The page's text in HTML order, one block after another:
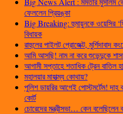
ফেললেন প্রিয়ঙ্কা
Big Breaking: হুমায়ুনকে ওয়েসির
বিধায়ক
রাহুলের পাইলট প্রোজেক্ট, মুর্শিদাবাদ
আমি আসছি! নাম না করে শুভেন্দুকে
আগামী সপ্তাহে শতাধিক ট্রেন বাতিল
মহালয়ার মাহাত্ম্য কোথায়?
পুলিশ ডায়রির আগেই পোস্টমর্টেম!
কোর্ট
চোরেদের মন্ত্রীসভা… কেন বলেছিলেন